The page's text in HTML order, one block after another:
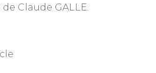
Claude GALLE.